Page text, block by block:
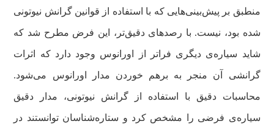
منطبق بر پیش‌بینی‌هایی که با استفاده از قوانین گرانش نیوتونی
شده بود، نیست. با رصدهای دقیق‌تر، این فرض مطرح شد که
شاید سیاره‌ی دیگری فراتر از اورانوس وجود دارد که اثرات
گرانشی آن منجر به برهم خوردن مدار اورانوس می‌شود.
محاسبات دقیق با استفاده از گرانش نیوتونی، مدار دقیق
سیاره‌ی فرضی را مشخص کرد و ستاره‌شناسان توانستند در